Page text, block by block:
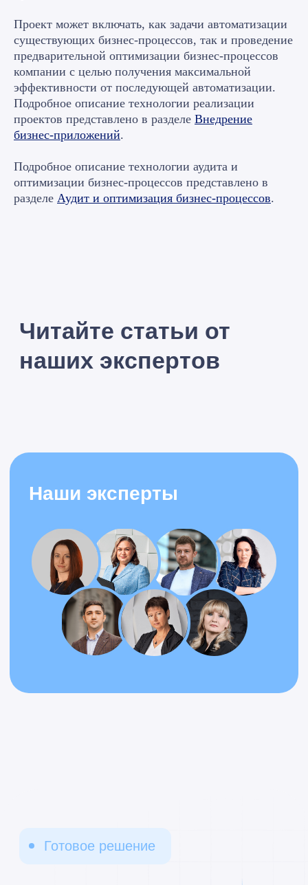
Проект может включать, как задачи автоматизации
существующих бизнес-процессов, так и проведение
предварительной оптимизации бизнес-процессов
компании с целью получения максимальной
эффективности от последующей автоматизации.
Подробное описание технологии реализации
проектов представлено в разделе Внедрение
бизнес-приложений.
Подробное описание технологии аудита и
оптимизации бизнес-процессов представлено в
разделе Аудит и оптимизация бизнес-процессов.
Какая услуга вам нужна?
Подписаться на рассылку
Я принимаю условия Политики
конфиденциальности и даюсогласие